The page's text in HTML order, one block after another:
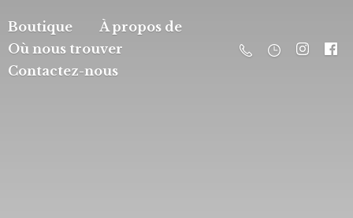
Boutique
À propos de
Où nous trouver
Contactez-nous